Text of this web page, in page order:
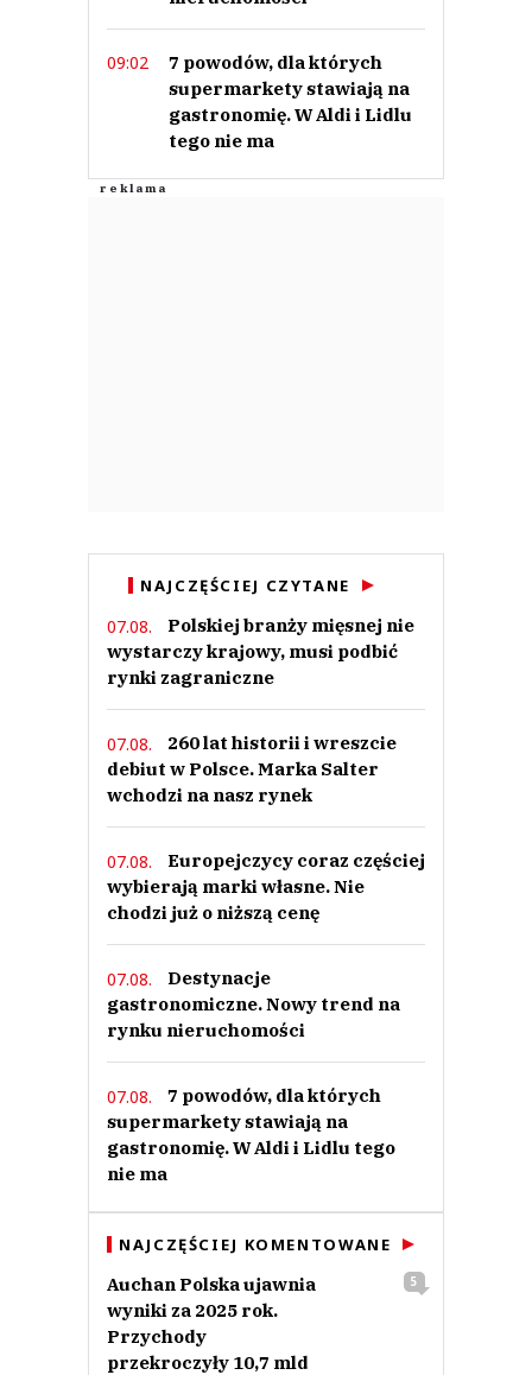
09:02
7 powodów, dla których
supermarkety stawiają na
gastronomię. W Aldi i Lidlu
tego nie ma
NAJCZĘŚCIEJ CZYTANE
07.08.
Polskiej branży mięsnej nie
wystarczy krajowy, musi podbić
rynki zagraniczne
07.08.
260 lat historii i wreszcie
debiut w Polsce. Marka Salter
wchodzi na nasz rynek
07.08.
Europejczycy coraz częściej
wybierają marki własne. Nie
chodzi już o niższą cenę
07.08.
Destynacje
gastronomiczne. Nowy trend na
rynku nieruchomości
07.08.
7 powodów, dla których
supermarkety stawiają na
gastronomię. W Aldi i Lidlu tego
nie ma
NAJCZĘŚCIEJ KOMENTOWANE
Auchan Polska ujawnia
wyniki za 2025 rok.
Przychody
przekroczyły 10,7 mld
5